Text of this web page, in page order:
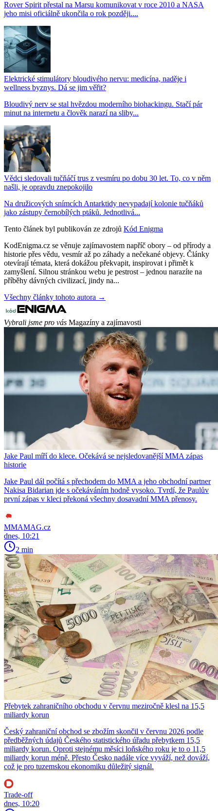
Rover Spirit přestal na Marsu komunikovat v roce 2010 a NASA
jeho misi oficiálně ukončila o rok později....
Elektrické stimulátory bloudivého nervu: medicína, naděje i
wellness byznys. Dá se jim věřit?
Bloudivý nerv se stal hvězdou moderního biohackingu. Stačí pár
minut na internetu a člověk narazí na sliby...
Vědci sledovali tučňáčí trus z vesmíru po dobu 30 let. To, co v něm
našli, je opravdu znepokojilo
Na družicových snímcích Antarktidy nevypadají kolonie tučňáků
jako zástupy černobílých ptáků. Jednotlivá...
Tento článek byl publikován ze zdrojů Kód Enigma
KodEnigma.cz se věnuje zajímavostem napříč obory – od přírody a
historie přes vědu, vesmír až po záhady a nečekané objevy. Články
otevírají témata, která dokážou překvapit, inspirovat i přimět k
zamyšlení. Silnou stránkou webu je pestrost – jednou narazíte na
příběhy dávných civilizací, jindy na...
Všechny články tohoto autora →
Vybrali jsme pro vás Magazíny a zajímavosti
Jake Paul míří do klece. Očekává se nejsledovanější MMA zápas
historie
Jake Paul dál počítá s přechodem do MMA a jeho obchodní partner
Nakisa Bidarian jde s očekáváním hodně vysoko. Tvrdí, že Paulův
první zápas v kleci překoná všechny dosavadní MMA přenosy.
MMAMAG.cz
dnes, 10:21
2 min
Přebytek zahraničního obchodu v červnu meziročně klesl na 15,5
miliardy korun
Český zahraniční obchod se zbožím skončil v červnu 2026 podle
předběžných údajů Českého statistického úřadu přebytkem 15,5
miliardy korun. Oproti stejnému měsíci loňského roku je to o 11,5
miliardy korun méně. Přesto Česko nadále více vyváží, než dováží,
což je pro tuzemskou ekonomiku důležitý signál.
Trade-off
dnes, 10:20